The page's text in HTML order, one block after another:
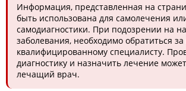
Информация, представленная на
быть использована для самолечения
самодиагностики. При подозрении на
заболевания, необходимо обратиться
квалифицированному специалисту.
диагностику и назначить лечение
лечащий врач.